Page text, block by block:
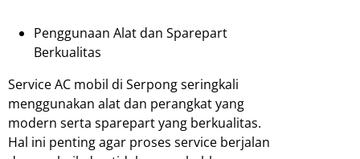
Penggunaan Alat dan Sparepart
Berkualitas
Service AC mobil di Serpong seringkali
menggunakan alat dan perangkat yang
modern serta sparepart yang berkualitas.
Hal ini penting agar proses service berjalan